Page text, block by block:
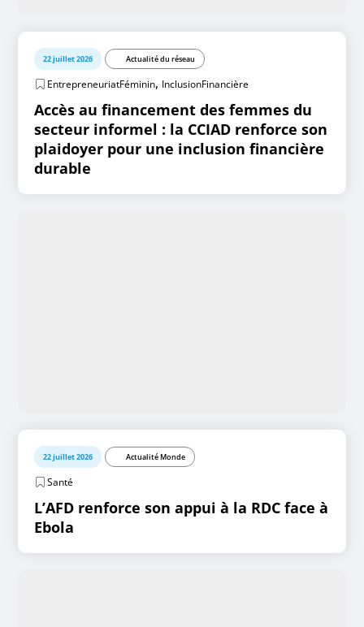
22 juillet 2026 Actualité du réseau
EntrepreneuriatFéminin, InclusionFinancière
Accès au financement des femmes du
secteur informel : la CCIAD renforce son
plaidoyer pour une inclusion financière
durable
22 juillet 2026 Actualité Monde
Santé
L’AFD renforce son appui à la RDC face à
Ebola